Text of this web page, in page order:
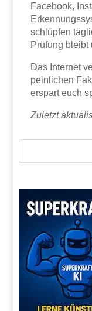
Facebook,
schlüpfen
Prüfung bleibt
Das Internet
peinlichen
erspart euch
Zuletzt